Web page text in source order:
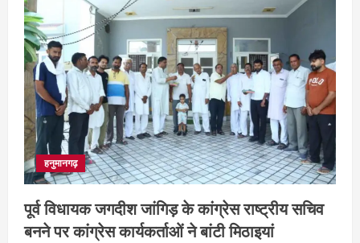
हनुमानगढ़
पूर्व विधायक जगदीश जांगिड़ के कांग्रेस राष्ट्रीय सचिव
बनने पर कांग्रेस कार्यकर्ताओं ने बांटी मिठाइयां